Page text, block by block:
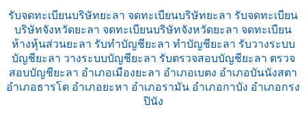
รับจดทะเบียนบริษัทยะลา จดทะเบียนบริษัทยะลา รับจดทะเบียน
บริษัทจังหวัดยะลา จดทะเบียนบริษัทจังหวัดยะลา จดทะเบียน
ห้างหุ้นส่วนยะลา รับทำบัญชียะลา ทำบัญชียะลา รับวางระบบ
บัญชียะลา วางระบบบัญชียะลา รับตรวจสอบบัญชียะลา ตรวจ
สอบบัญชียะลา อำเภอเมืองยะลา อำเภอเบตง อำเภอบันนังสตา
อำเภอธารโต อำเภอยะหา อำเภอรามัน อำเภอกาบัง อำเภอกรง
ปินัง